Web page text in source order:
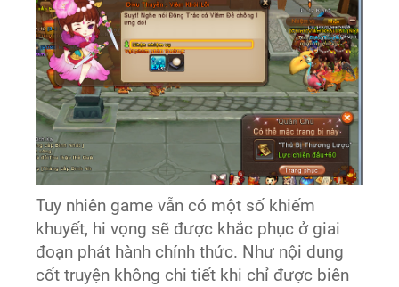
Tuy nhiên game vẫn có một số khiếm
khuyết, hi vọng sẽ được khắc phục ở giai
đoạn phát hành chính thức. Như nội dung
cốt truyện không chi tiết khi chỉ được biên